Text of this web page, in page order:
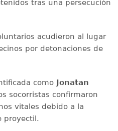
tras una persecución
acudieron al lugar
por detonaciones de
como
Jonatan
socorristas confirmaron
vitales debido a la
proyectil.